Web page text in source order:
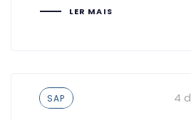
LER MAIS
Tags
SAP 4